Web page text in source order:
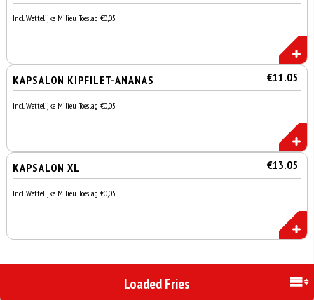
Incl. Wettelijke Milieu Toeslag €0,05
KAPSALON KIPFILET-ANANAS €11.05
Incl. Wettelijke Milieu Toeslag €0,05
KAPSALON XL €13.05
Incl. Wettelijke Milieu Toeslag €0,05
Loaded Fries